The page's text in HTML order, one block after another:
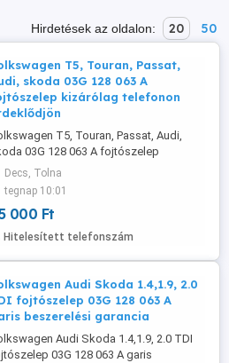
Hirdetések az oldalon: 20 50
T5, Touran, Passat,
skoda 03G 128 063 A
kizárólag telefonon
T5, Touran, Passat, Audi,
03G 128 063 A fojtószelep
telefonon érdeklődjön
Decs, Tolna
tegnap 10:01
000 Ft
Hitelesített telefonszám
Audi Skoda 1.4,1.9, 2.0
fojtószelep 03G 128 063 A
beszerelési garancia
Audi Skoda 1.4,1.9, 2.0 TDI
03G 128 063 A garis